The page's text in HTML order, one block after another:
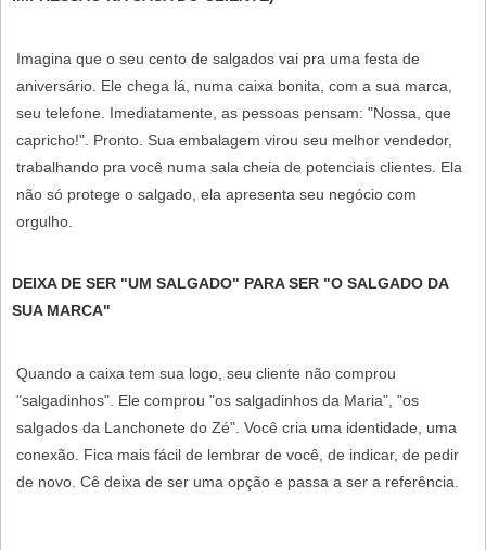
Imagina que o seu cento de salgados vai pra uma festa de
aniversário. Ele chega lá, numa caixa bonita, com a sua marca,
seu telefone. Imediatamente, as pessoas pensam: "Nossa, que
capricho!". Pronto. Sua embalagem virou seu melhor vendedor,
trabalhando pra você numa sala cheia de potenciais clientes. Ela
não só protege o salgado, ela apresenta seu negócio com
orgulho.
DEIXA DE SER "UM SALGADO" PARA SER "O SALGADO DA
SUA MARCA"
Quando a caixa tem sua logo, seu cliente não comprou
"salgadinhos". Ele comprou "os salgadinhos da Maria", "os
salgados da Lanchonete do Zé". Você cria uma identidade, uma
conexão. Fica mais fácil de lembrar de você, de indicar, de pedir
de novo. Cê deixa de ser uma opção e passa a ser a referência.